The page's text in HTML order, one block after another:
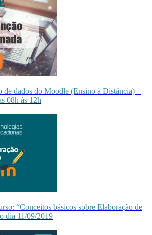
de dados do Moodle (Ensino à Distância) –
08h às 12h
“Conceitos básicos sobre Elaboração de
dia 11/09/2019